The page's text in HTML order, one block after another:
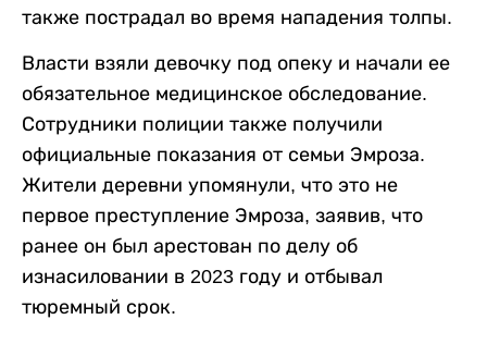
также пострадал во время нападения толпы.
Власти взяли девочку под опеку и начали ее
обязательное медицинское обследование.
Сотрудники полиции также получили
официальные показания от семьи Эмроза.
Жители деревни упомянули, что это не
первое преступление Эмроза, заявив, что
ранее он был арестован по делу об
изнасиловании в 2023 году и отбывал
тюремный срок.